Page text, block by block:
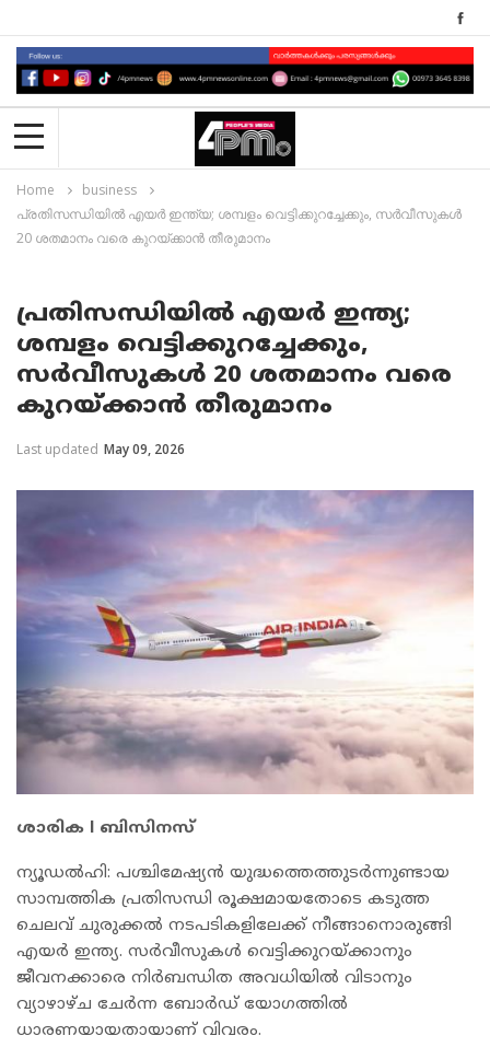
Home
business
പ്രതിസന്ധിയിൽ എയർ ഇന്ത്യ; ശമ്പളം വെട്ടിക്കുറച്ചേക്കും, സർവീസുകൾ
20 ശതമാനം വരെ കുറയ്ക്കാൻ തീരുമാനം
പ്രതിസന്ധിയിൽ എയർ ഇന്ത്യ;
ശമ്പളം വെട്ടിക്കുറച്ചേക്കും,
സർവീസുകൾ 20 ശതമാനം വരെ
കുറയ്ക്കാൻ തീരുമാനം
Last updated May 09, 2026
ശാരിക l ബിസിനസ്
ന്യൂഡൽഹി: പശ്ചിമേഷ്യൻ യുദ്ധത്തെത്തുടർന്നുണ്ടായ
സാമ്പത്തിക പ്രതിസന്ധി രൂക്ഷമായതോടെ കടുത്ത
ചെലവ് ചുരുക്കൽ നടപടികളിലേക്ക് നീങ്ങാനൊരുങ്ങി
എയർ ഇന്ത്യ. സർവീസുകൾ വെട്ടിക്കുറയ്ക്കാനും
ജീവനക്കാരെ നിർബന്ധിത അവധിയിൽ വിടാനും
വ്യാഴാഴ്ച ചേർന്ന ബോർഡ് യോഗത്തിൽ
ധാരണയായതായാണ് വിവരം.